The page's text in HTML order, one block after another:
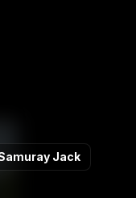
Jack